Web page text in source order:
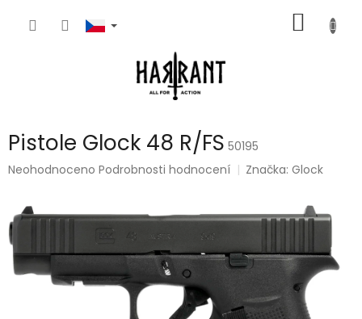
KOŠÍK
Pistole Glock 48 R/FS 50195
Průměrné
je
0,0
z
5
hvězdiček.
Neohodnoceno Podrobnosti hodnocení Značka:Glock